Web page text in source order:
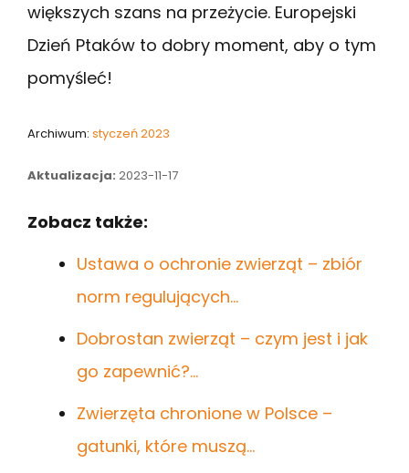
większych szans na przeżycie. Europejski
Dzień Ptaków to dobry moment, aby o tym
pomyśleć!
Archiwum: styczeń 2023
Aktualizacja: 2023-11-17
Zobacz także:
Ustawa o ochronie zwierząt – zbiór
norm regulujących…
Dobrostan zwierząt – czym jest i jak
go zapewnić?…
Zwierzęta chronione w Polsce –
gatunki, które muszą…